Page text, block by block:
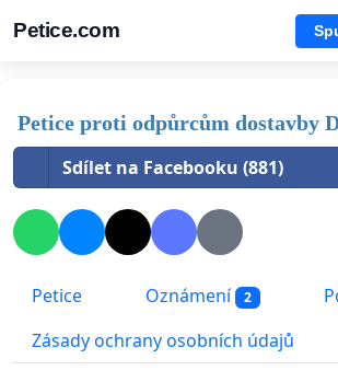
Petice.com
Petice proti odpůrcům dostavby
Sdílet na Facebooku (881)
Petice Oznámení 2
Zásady ochrany osobních údajů